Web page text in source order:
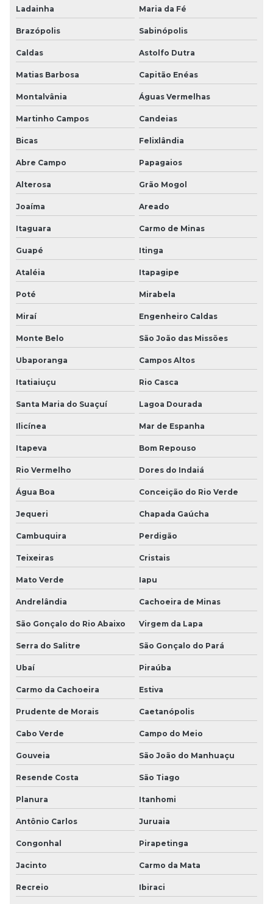
Ladainha Maria da Fé
Brazópolis Sabinópolis
Caldas Astolfo Dutra
Matias Barbosa Capitão Enéas
Montalvânia Águas Vermelhas
Martinho Campos Candeias
Bicas Felixlândia
Abre Campo Papagaios
Alterosa Grão Mogol
Joaíma Areado
Itaguara Carmo de Minas
Guapé Itinga
Ataléia Itapagipe
Poté Mirabela
Miraí Engenheiro Caldas
Monte Belo São João das Missões
Ubaporanga Campos Altos
Itatiaiuçu Rio Casca
Santa Maria do Suaçuí Lagoa Dourada
Ilicínea Mar de Espanha
Itapeva Bom Repouso
Rio Vermelho Dores do Indaiá
Água Boa Conceição do Rio Verde
Jequeri Chapada Gaúcha
Cambuquira Perdigão
Teixeiras Cristais
Mato Verde Iapu
Andrelândia Cachoeira de Minas
São Gonçalo do Rio Abaixo Virgem da Lapa
Serra do Salitre São Gonçalo do Pará
Ubaí Piraúba
Carmo da Cachoeira Estiva
Prudente de Morais Caetanópolis
Cabo Verde Campo do Meio
Gouveia São João do Manhuaçu
Resende Costa São Tiago
Planura Itanhomi
Antônio Carlos Juruaia
Congonhal Pirapetinga
Jacinto Carmo da Mata
Recreio Ibiraci